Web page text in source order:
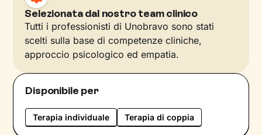
Selezionata dal nostro team clinico
Tutti i professionisti di Unobravo sono stati
scelti sulla base di competenze cliniche,
approccio psicologico ed empatia.
Disponibile per
Terapia individuale Terapia di coppia